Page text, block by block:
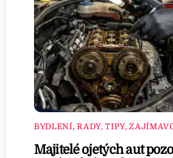
BYDLENÍ,RADY, TIPY,
Majitelé ojetých aut